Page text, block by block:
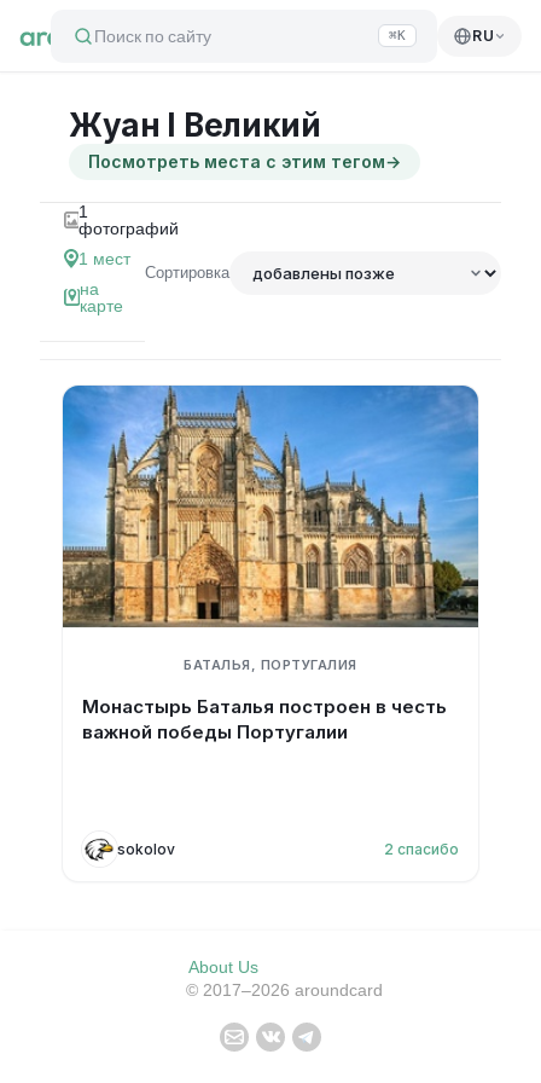
Поиск по сайту ⌘K RU
Жуан I Великий
Посмотреть места с этим тегом→
1
фотографий
1 мест
на
карте
Сортировка
БАТАЛЬЯ, ПОРТУГАЛИЯ
Монастырь Баталья построен в честь
важной победы Португалии
sokolov 2 спасибо
About Us
© 2017–2026 aroundcard